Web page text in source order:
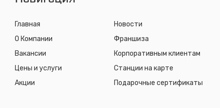
Главная
О Компании
Вакансии
Цены и услуги
Акции
Новости
Франшиза
Корпоративным клиентам
Станции на карте
Подарочные сертификаты